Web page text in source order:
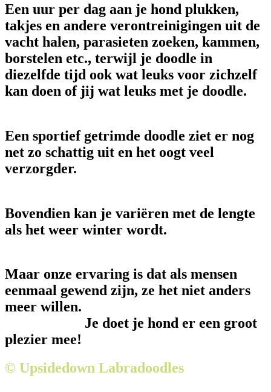
Een uur per dag aan je hond plukken,
takjes en andere verontreinigingen uit de
vacht halen, parasieten zoeken, kammen,
borstelen etc., terwijl je doodle in
diezelfde tijd ook wat leuks voor zichzelf
kan doen of jij wat leuks met je doodle.
Een sportief getrimde doodle ziet er nog
net zo schattig uit en het oogt veel
verzorgder.
Bovendien kan je variëren met de lengte
als het weer winter wordt.
Maar onze ervaring is dat als mensen
eenmaal gewend zijn, ze het niet anders
meer willen.
Je doet je hond er een groot
plezier mee!
© Upsidedown Labradoodles